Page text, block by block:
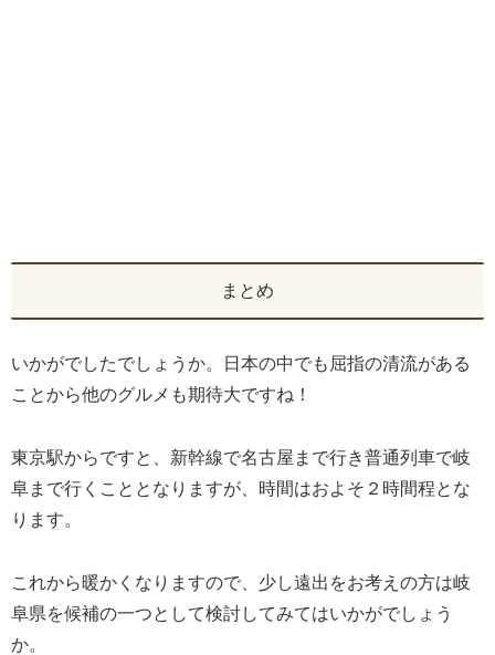
まとめ
いかがでしたでしょうか。日本の中でも屈指の清流がある
ことから他のグルメも期待大ですね！
東京駅からですと、新幹線で名古屋まで行き普通列車で岐
阜まで行くこととなりますが、時間はおよそ２時間程とな
ります。
これから暖かくなりますので、少し遠出をお考えの方は岐
阜県を候補の一つとして検討してみてはいかがでしょう
か。